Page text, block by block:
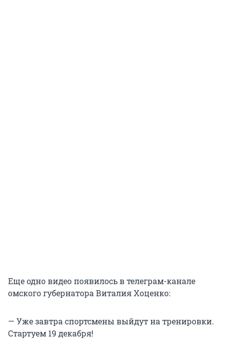
Еще одно видео появилось в телеграм-канале
омского губернатора Виталия Хоценко:
— Уже завтра спортсмены выйдут на тренировки.
Стартуем 19 декабря!